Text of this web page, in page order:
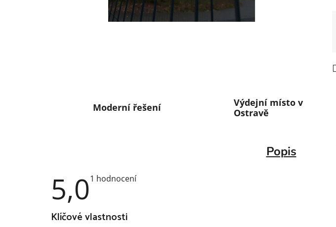
Moderní řešení
Výdejní místo v
Ostravě
Popis
5,0Průměrné
z
1 hodnocení
Klíčové vlastnosti